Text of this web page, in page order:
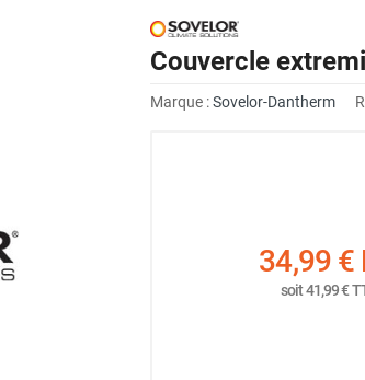
Couvercle
Marque :Sovelor-Dantherm
34,99 €
soit41,99 €